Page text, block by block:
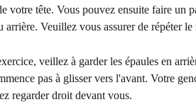
votre tête. Vous pouvez ensuite faire un
arrière. Veuillez vous assurer de répéter
veillez à garder les épaules en
pas à glisser vers l'avant. Votre
regarder droit devant vous.